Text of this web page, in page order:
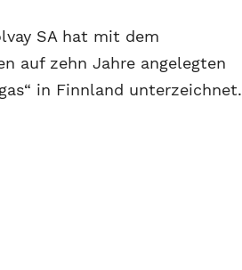
SA hat mit dem
auf zehn Jahre angelegten
in Finnland unterzeichnet.